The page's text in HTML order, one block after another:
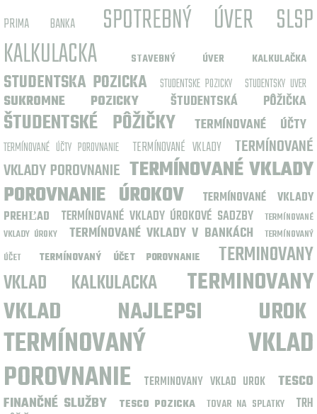
PRIMA BANKA
SPOTREBNÝ ÚVER SLSP
KALKULACKA
STAVEBNÝ ÚVER KALKULAČKA
STUDENTSKA POZICKA STUDENTSKE POZICKY STUDENTSKY UVER
SUKROMNE POZICKY ŠTUDENTSKÁ PÔŽIČKA
ŠTUDENTSKÉ PÔŽIČKY TERMÍNOVANÉ ÚČTY
TERMÍNOVANÉ ÚČTY POROVNANIE TERMÍNOVANÉ VKLADY
TERMÍNOVANÉ
VKLADY POROVNANIE TERMÍNOVANÉ VKLADY
POROVNANIE ÚROKOV
TERMÍNOVANÉ VKLADY
PREHĽAD
TERMÍNOVANÉ VKLADY ÚROKOVÉ SADZBY
TERMÍNOVANÉ
VKLADY ÚROKY
TERMÍNOVANÉ VKLADY V BANKÁCH
TERMÍNOVANÝ
ÚČET
TERMÍNOVANÝ ÚČET POROVNANIE
TERMINOVANY
VKLAD KALKULACKA
TERMINOVANY
VKLAD NAJLEPSI UROK
TERMÍNOVANÝ VKLAD
POROVNANIE
TERMINOVANY VKLAD UROK
TESCO
FINANČNÉ SLUŽBY
TESCO POZICKA TOVAR NA SPLATKY
TRH